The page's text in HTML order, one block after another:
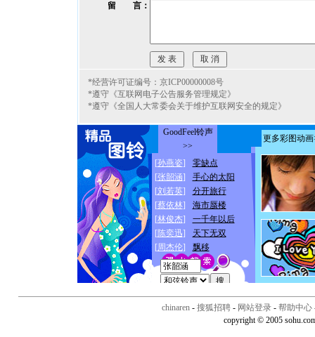
留 言：
*经营许可证编号：京ICP00000008号
*遵守《互联网电子公告服务管理规定》
*遵守《全国人大常委会关于维护互联网安全的规定》
chinaren - 搜狐招聘 - 网站登录 - 帮助中心
copyright © 2005